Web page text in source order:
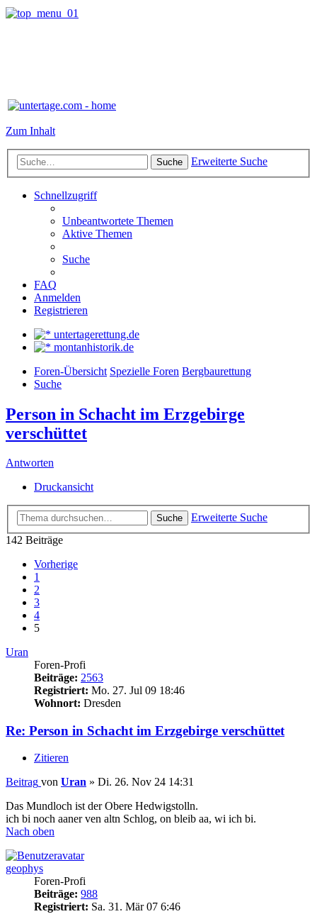
Zum Inhalt
Suche Erweiterte Suche
Schnellzugriff
Unbeantwortete Themen
Aktive Themen
Suche
FAQ
Anmelden
Registrieren
untertagerettung.de
montanhistorik.de
Foren-Übersicht Spezielle Foren Bergbaurettung
Suche
Person in Schacht im Erzgebirge
verschüttet
Antworten
Druckansicht
Suche
Erweiterte Suche
142 Beiträge
Vorherige
1
2
3
4
5
Uran
Foren-Profi
Beiträge: 2563
Registriert: Mo. 27. Jul 09 18:46
Wohnort: Dresden
Re: Person in Schacht im Erzgebirge verschüttet
Zitieren
Beitrag von Uran » Di. 26. Nov 24 14:31
Das Mundloch ist der Obere Hedwigstolln.
ich bi noch aaner ven altn Schlog, on bleib aa, wi ich bi.
Nach oben
geophys
Foren-Profi
Beiträge: 988
Registriert: Sa. 31. Mär 07 6:46